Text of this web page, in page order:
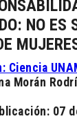
NO ES
Ciencia
Morán
07